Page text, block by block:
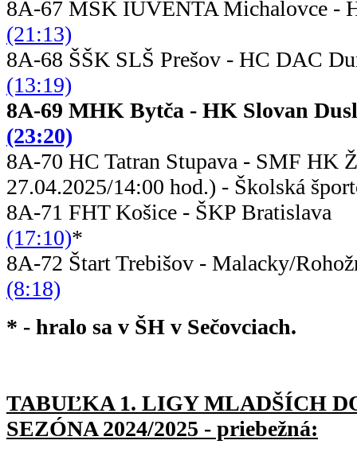
8A-67 MŠK IUVENTA Michalovce
(21:13)
8A-68 ŠŠK SLŠ Prešov - HC DAC
(13:19)
8A-69 MHK Bytča - HK
(23:20)
8A-70 HC Tatran Stupava -
27.04.2025/14:00 hod.) - Školská
8A-71 FHT Košice - ŠKP
(17:10)*
8A-72 Štart Trebišov -
(8:18)
* - hralo sa v ŠH v Sečovciach.
TABUĽKA 1. LIGY MLADŠÍCH
SEZÓNA 2024/2025 - priebežná: